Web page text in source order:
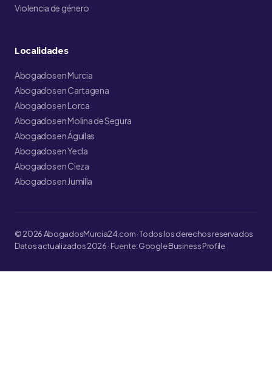
Violencia de género
Localidades
Abogados en Murcia
Abogados en Cartagena
Abogados en Lorca
Abogados en Molina de Segura
Abogados en Águilas
Abogados en Yecla
Abogados en Cieza
Abogados en Jumilla
© 2026 AbogadosMurcia24.com · Todos los derechos reservados
Datos actualizados 2026 · Fuente: Google Business Profile